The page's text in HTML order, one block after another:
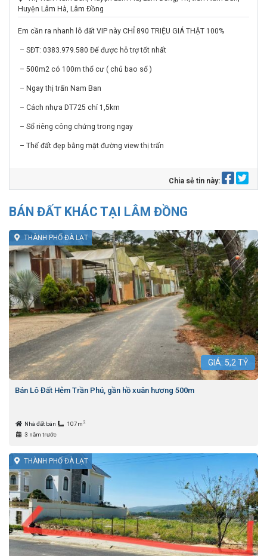
Huyện Lâm Hà, Lâm Đồng
Em cần ra nhanh lô đất VIP này CHỈ 890 TRIỆU GIÁ THẬT 100%
– SĐT: 0383.979.580 Để được hỗ trợ tốt nhất
– 500m2 có 100m thổ cư ( chủ bao sổ )
– Ngay thị trấn Nam Ban
– Cách nhựa DT725 chỉ 1,5km
– Sổ riêng công chứng trong ngay
– Thế đất đẹp bằng mặt đường view thị trấn
Chia sẻ tin này:
BÁN ĐẤT KHÁC TẠI LÂM ĐỒNG
THÀNH PHỐ ĐÀ LẠT
GIÁ: 5,2 TỶ
Bán Lô Đất Hẻm Trần Phú, gần hồ xuân hương 500m
Nhà đất bán 107m 2
3 năm trước
THÀNH PHỐ ĐÀ LẠT